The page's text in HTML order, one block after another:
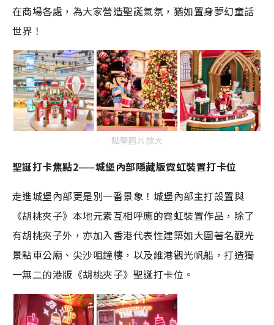
在商場各處，為大家營造聖誕氣氛，猶如置身夢幻童話
世界！
點擊圖片放大
聖誕打卡焦點2——城堡內部隱藏版霓虹裝置打卡位
走進城堡內部更是別一番景象！城堡內部主打設置與
《胡桃夾子》本地元素互相呼應的霓虹裝置作品，除了
有胡桃夾子外，亦加入香港代表性建築如大圍著名觀光
景點車公廟、尖沙咀鐘樓，以及維港觀光帆船，打造獨
一無二的港版《胡桃夾子》聖誕打卡位。